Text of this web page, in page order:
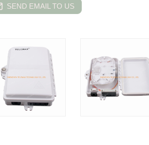
SEND EMAIL TO US